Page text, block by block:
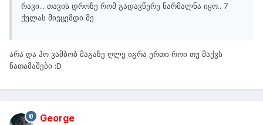
რავი... თავის დროზე რომ გადავწერე ნარმალნა იყო.. 7
ქულას მივცემდი მე
არა და ჰო ვამბობ მაგაზე ღლე იგრა ერთი როი თუ მაქვს
ნათამაშები :D
George